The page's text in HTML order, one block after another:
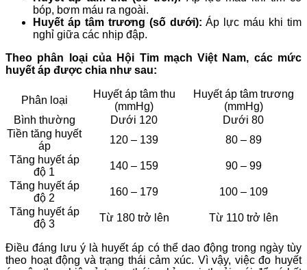
bóp, bơm máu ra ngoài.
Huyết áp tâm trương (số dưới): Áp lực máu khi tim
nghỉ giữa các nhịp đập.
Theo phân loại của Hội Tim mạch Việt Nam, các mức
huyết áp được chia như sau:
Phân loại
Huyết áp tâm thu
(mmHg)
Huyết áp tâm trương
(mmHg)
Bình thường
Dưới 120
Dưới 80
Tiền tăng huyết
áp
120 – 139
80 – 89
Tăng huyết áp
độ 1
140 – 159
90 – 99
Tăng huyết áp
độ 2
160 – 179
100 – 109
Tăng huyết áp
độ 3
Từ 180 trở lên Từ 110 trở lên
Điều đáng lưu ý là huyết áp có thể dao động trong ngày tùy
theo hoạt động và trạng thái cảm xúc. Vì vậy, việc đo huyết